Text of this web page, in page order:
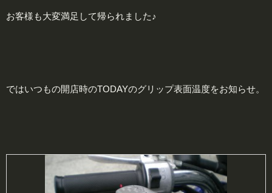
お客様も大変満足して帰られました♪
ではいつもの開店時のTODAYのグリップ表面温度をお知らせ。